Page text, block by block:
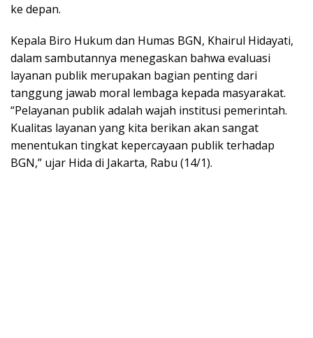
ke depan.
Kepala Biro Hukum dan Humas BGN, Khairul Hidayati,
dalam sambutannya menegaskan bahwa evaluasi
layanan publik merupakan bagian penting dari
tanggung jawab moral lembaga kepada masyarakat.
“Pelayanan publik adalah wajah institusi pemerintah.
Kualitas layanan yang kita berikan akan sangat
menentukan tingkat kepercayaan publik terhadap
BGN,” ujar Hida di Jakarta, Rabu (14/1).